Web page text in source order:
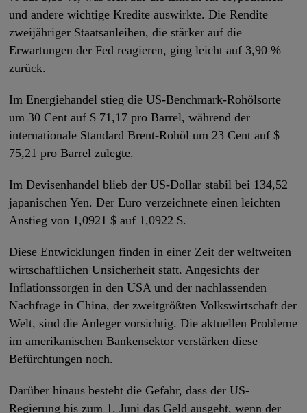
und andere wichtige Kredite auswirkte. Die Rendite
zweijähriger Staatsanleihen, die stärker auf die
Erwartungen der Fed reagieren, ging leicht auf 3,90 %
zurück.
Im Energiehandel stieg die US-Benchmark-Rohölsorte
um 30 Cent auf $ 71,17 pro Barrel, während der
internationale Standard Brent-Rohöl um 23 Cent auf $
75,21 pro Barrel zulegte.
Im Devisenhandel blieb der US-Dollar stabil bei 134,52
japanischen Yen. Der Euro verzeichnete einen leichten
Anstieg von 1,0921 $ auf 1,0922 $.
Diese Entwicklungen finden in einer Zeit der weltweiten
wirtschaftlichen Unsicherheit statt. Angesichts der
Inflationssorgen in den USA und der nachlassenden
Nachfrage in China, der zweitgrößten Volkswirtschaft der
Welt, sind die Anleger vorsichtig. Die aktuellen Probleme
im amerikanischen Bankensektor verstärken diese
Befürchtungen noch.
Darüber hinaus besteht die Gefahr, dass der US-
Regierung bis zum 1. Juni das Geld ausgeht, wenn der